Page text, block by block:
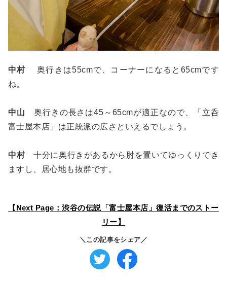
中村 奥行きは55cmで、コーナーになると65cmです
ね。
中山
奥行きの長さは45～65cmが適正なので、「立呑
富士屋本店」は正統派の広さといえるでしょう。
中村十分に奥行きがあるから肘を置いてゆっくりでき
ますし、居心地も抜群です。
【Next Page：渋谷の伝説「富士屋本店」復活までのストー
リー】
＼この記事をシェア／